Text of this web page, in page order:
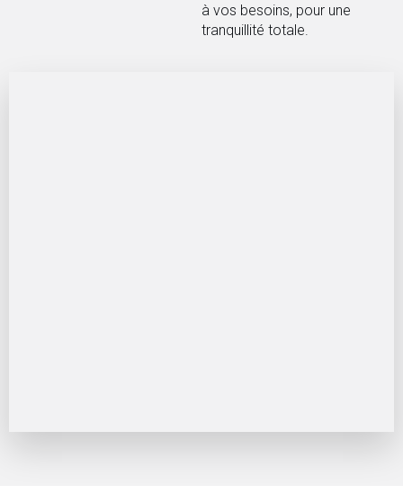
à vos besoins, pour une
tranquillité totale.